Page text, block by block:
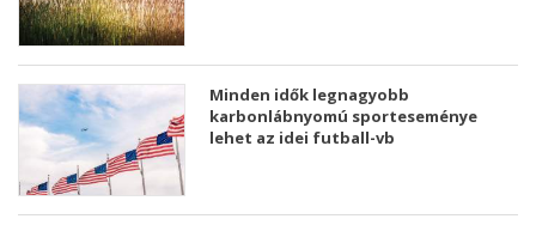
Minden idők legnagyobb
karbonlábnyomú sporteseménye
lehet az idei futball-vb